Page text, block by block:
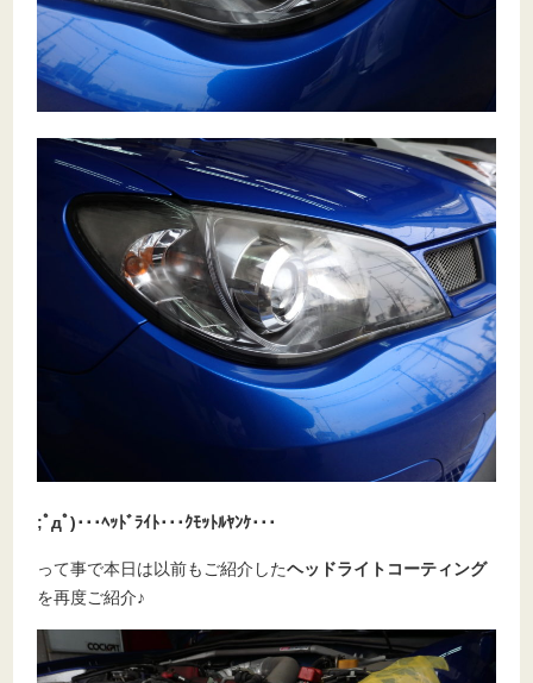
;ﾟдﾟ)･･･ﾍｯﾄﾞﾗｲﾄ･･･ｸﾓｯﾄﾙﾔﾝｹ･･･
って事で本日は以前もご紹介したヘッドライトコーティング
を再度ご紹介♪